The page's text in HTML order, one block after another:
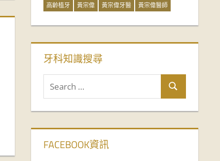
高齡植牙
黃宗偉 黃宗偉牙醫 黃宗偉醫師
牙科知識搜尋
FACEBOOK資訊